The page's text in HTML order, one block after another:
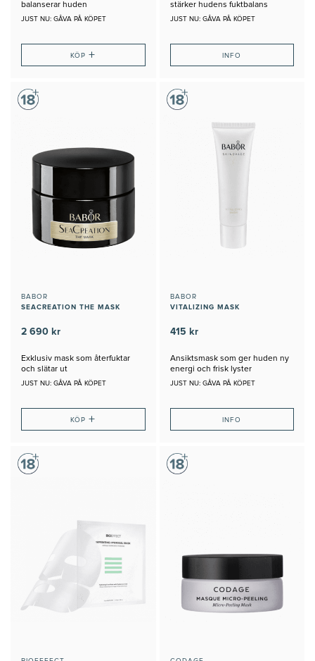
balanserar huden
JUST NU: GÅVA PÅ KÖPET
KÖP+
stärker hudens fuktbalans
JUST NU: GÅVA PÅ KÖPET
INFO
BABOR
SEACREATION THE MASK
2 690 kr
Exklusiv mask som återfuktar
och slätar ut
JUST NU: GÅVA PÅ KÖPET
KÖP+
BABOR
VITALIZING MASK
415 kr
Ansiktsmask som ger huden ny
energi och frisk lyster
JUST NU: GÅVA PÅ KÖPET
INFO